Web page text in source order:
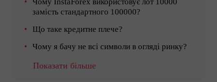
замість стандартного 100000?
Що таке кредитне плече?
Чому я бачу не всі символи в огляді ринку?
Показати більше